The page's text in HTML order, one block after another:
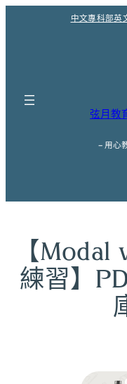
中文專科部英
弦月教
– 用心
【Modal
練習】